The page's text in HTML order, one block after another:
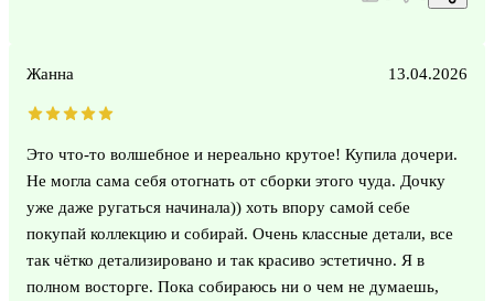
Жанна 13.04.2026
Это что-то волшебное и нереально крутое! Купила дочери.
Не могла сама себя отогнать от сборки этого чуда. Дочку
уже даже ругаться начинала)) хоть впору самой себе
покупай коллекцию и собирай. Очень классные детали, все
так чётко детализировано и так красиво эстетично. Я в
полном восторге. Пока собираюсь ни о чем не думаешь,